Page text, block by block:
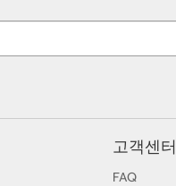
고객센터
FAQ